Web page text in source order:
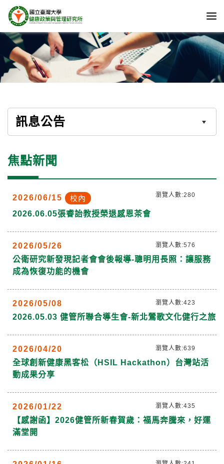
訊息公告
焦點新聞
2026/06/15
校內
2026.06.05張睿詒教授榮退感恩茶會
瀏覽人數:280
2026/05/26
公衛研究新發現記者會會後報導-聰明用長照：讓服務
成為恢復功能的機會
瀏覽人數:576
2026/05/08
2026.05.03 健管所聯合導生會-新北鶯歌文化健行之旅
瀏覽人數:423
2026/04/20
全球創新健康黑客松（HSIL Hackathon）台灣站活
動成果分享
瀏覽人數:639
2026/01/22
【感謝函】2026健管所新春賀歲：福馬奔騰來，好運
滿堂開
瀏覽人數:435